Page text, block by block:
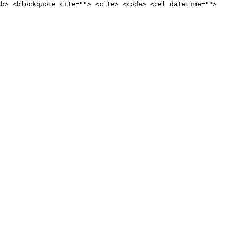
cite=""> <cite> <code> <del datetime="">